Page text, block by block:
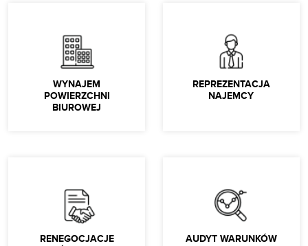
WYNAJEM
POWIERZCHNI
BIUROWEJ
REPREZENTACJA
NAJEMCY
RENEGOCJACJE
AUDYT WARUNKÓW